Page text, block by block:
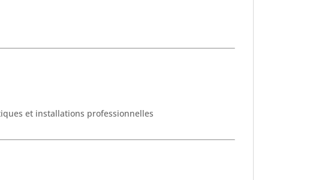
et installations professionnelles